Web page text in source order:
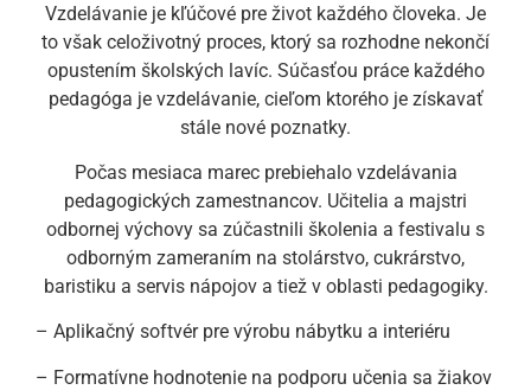
Vzdelávanie je kľúčové pre život každého človeka. Je
to však celoživotný proces, ktorý sa rozhodne nekončí
opustením školských lavíc. Súčasťou práce každého
pedagóga je vzdelávanie, cieľom ktorého je získavať
stále nové poznatky.
Počas mesiaca marec prebiehalo vzdelávania
pedagogických zamestnancov. Učitelia a majstri
odbornej výchovy sa zúčastnili školenia a festivalu s
odborným zameraním na stolárstvo, cukrárstvo,
baristiku a servis nápojov a tiež v oblasti pedagogiky.
– Aplikačný softvér pre výrobu nábytku a interiéru
– Formatívne hodnotenie na podporu učenia sa žiakov